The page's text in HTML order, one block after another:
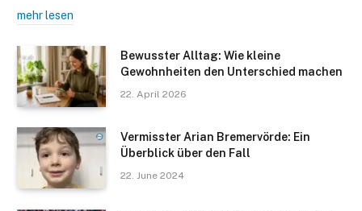
mehr lesen
Bewusster Alltag: Wie kleine
Gewohnheiten den Unterschied machen
22. April 2026
Vermisster Arian Bremervörde: Ein
Überblick über den Fall
22. June 2024